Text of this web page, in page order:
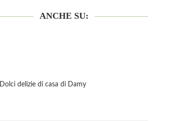
ANCHE SU:
Dolci delizie di casa di Damy